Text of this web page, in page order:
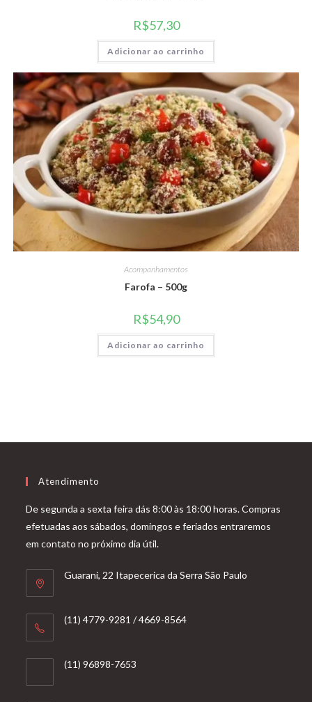
R$57,30
Adicionar ao carrinho
Acompanhamentos
Farofa – 500g
R$54,90
Adicionar ao carrinho
Atendimento
De segunda a sexta feira dás 8:00 às 18:00 horas. Compras
efetuadas aos sábados, domingos e feriados entraremos
em contato no próximo dia útil.
Guarani, 22 Itapecerica da Serra São Paulo
(11) 4779-9281 / 4669-8564
(11) 96898-7653